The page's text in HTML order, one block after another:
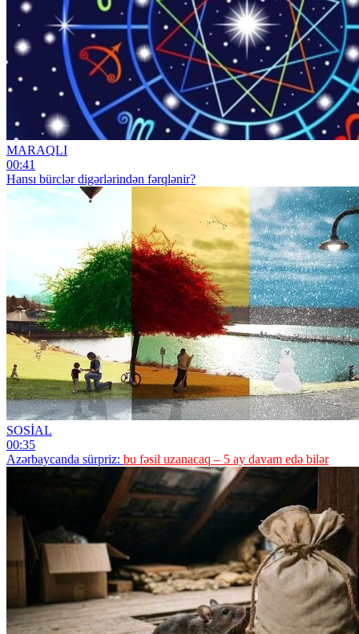
MARAQLI
00:41
Hansı bürclər digərlərindən fərqlənir?
SOSİAL
00:35
Azərbaycanda sürpriz: bu fəsil uzanacaq – 5 ay davam edə bilər